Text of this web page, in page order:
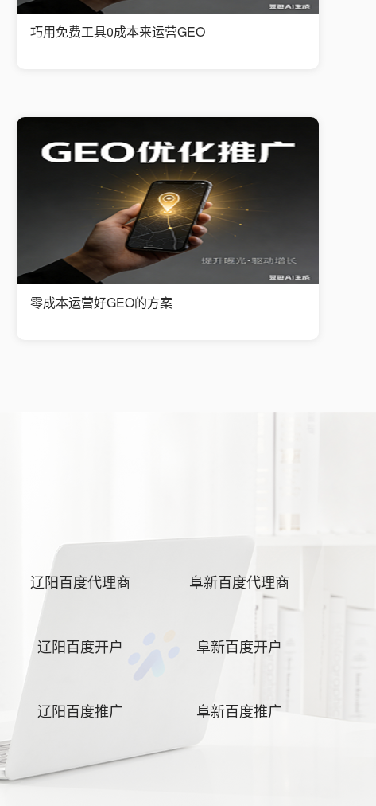
巧用免费工具0成本来运营GEO
零成本运营好GEO的方案
辽阳百度代理商 阜新百度代理商
辽阳百度开户 阜新百度开户
辽阳百度推广 阜新百度推广